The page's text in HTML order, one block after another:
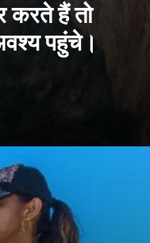
करते हैं तो
पहुंचे।